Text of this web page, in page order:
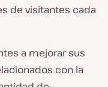
de visitantes cada
a mejorar sus
con la